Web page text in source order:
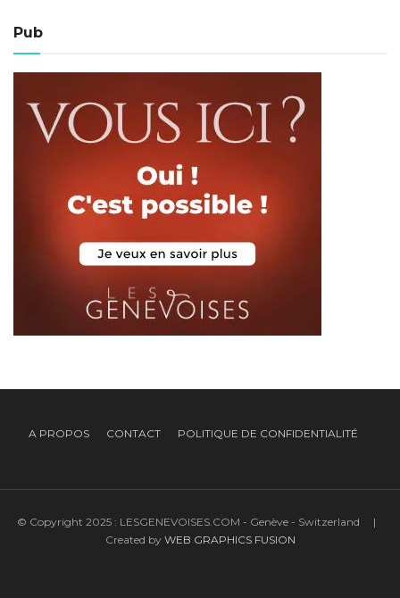
Pub
A PROPOS CONTACT POLITIQUE DE CONFIDENTIALITÉ
© Copyright 2025 : LESGENEVOISES.COM - Genève - Switzerland |
Created by WEB GRAPHICS FUSION